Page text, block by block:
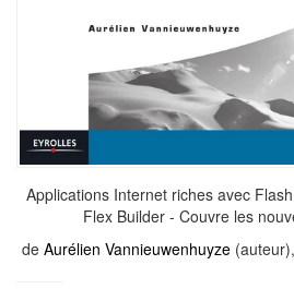
Applications Internet riches avec
Flex Builder - Couvre les
de Aurélien Vannieuwenhuyze(auteur),